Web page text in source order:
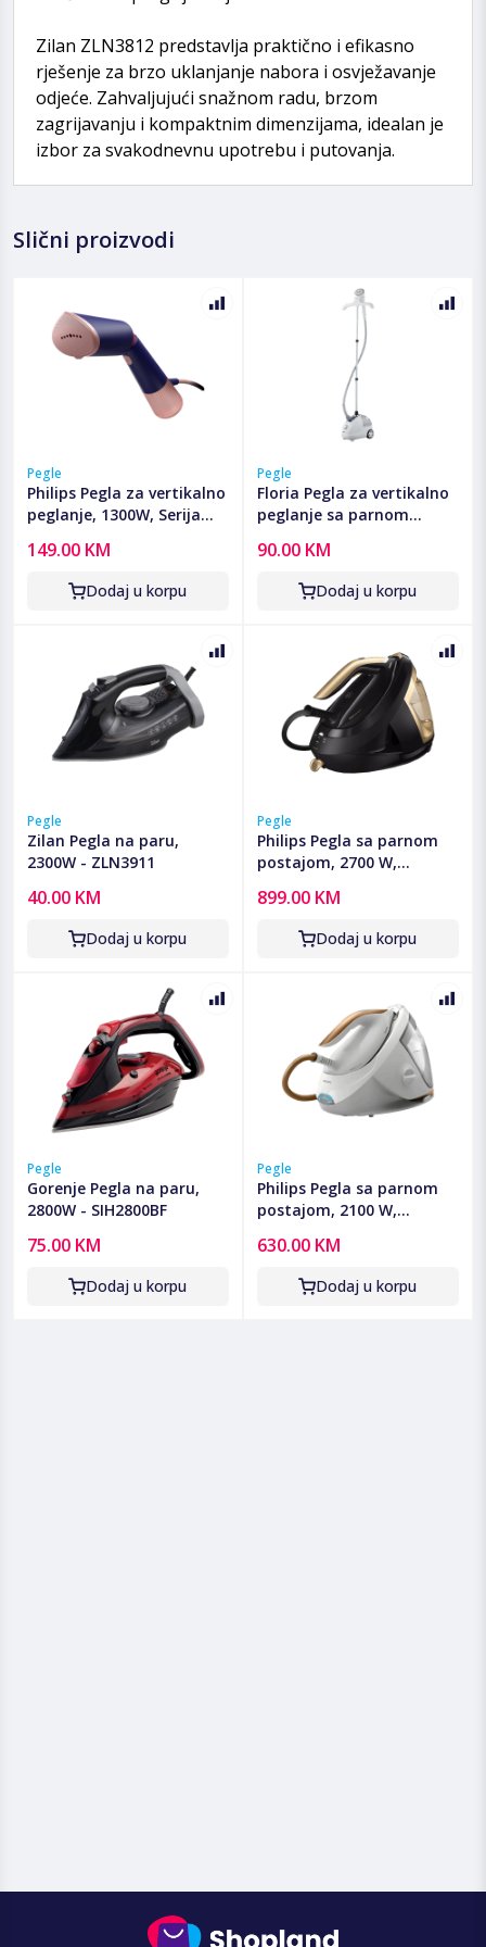
Zilan ZLN3812 predstavlja praktično i efikasno
rješenje za brzo uklanjanje nabora i osvježavanje
odjeće. Zahvaljujući snažnom radu, brzom
zagrijavanju i kompaktnim dimenzijama, idealan je
izbor za svakodnevnu upotrebu i putovanja.
Slični proizvodi
Pegle
Philips Pegla za vertikalno
peglanje, 1300W, Serija
149.00 KM
Dodaj u korpu
Pegle
Floria Pegla za vertikalno
peglanje sa parnom
ZLN3829
90.00 KM
Dodaj u korpu
Pegle
Zilan Pegla na paru,
2300W - ZLN3911
40.00 KM
Dodaj u korpu
Pegle
Philips Pegla sa parnom
postajom, 2700 W,
899.00 KM
Dodaj u korpu
Pegle
Gorenje Pegla na paru,
2800W - SIH2800BF
75.00 KM
Dodaj u korpu
Pegle
Philips Pegla sa parnom
postajom, 2100 W,
PSG7040/10
630.00 KM
Dodaj u korpu